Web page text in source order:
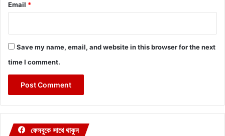
Email *
Save my name, email, and website in this browser for the next
time I comment.
ফেসবুকে সাথে থাকুন